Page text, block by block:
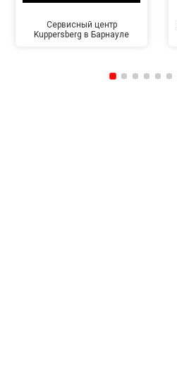
Сервисный центр
Kuppersberg в Барнауле